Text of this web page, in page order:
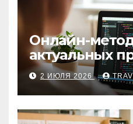
Онлайн-
актуальных
2 ИЮЛЯ 2026